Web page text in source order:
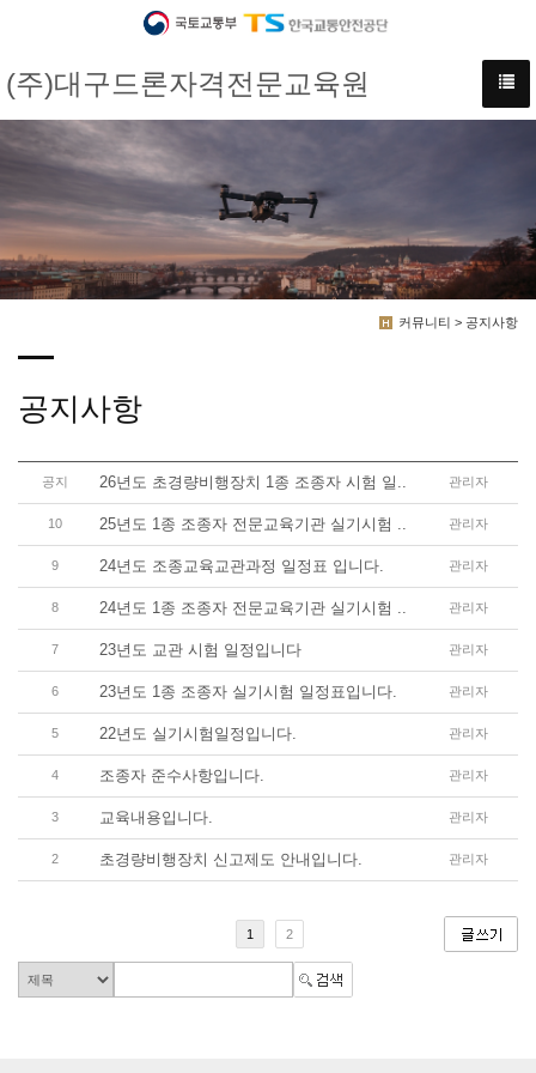
(주)대구드론자격전문교육원
커뮤니티 > 공지사항
공지사항
공지 26년도 초경량비행장치 1종 조종자 시험 일.. 관리자
10 25년도 1종 조종자 전문교육기관 실기시험 .. 관리자
9 24년도 조종교육교관과정 일정표 입니다. 관리자
8 24년도 1종 조종자 전문교육기관 실기시험 .. 관리자
7 23년도 교관 시험 일정입니다 관리자
6 23년도 1종 조종자 실기시험 일정표입니다. 관리자
5 22년도 실기시험일정입니다. 관리자
4 조종자 준수사항입니다. 관리자
3 교육내용입니다. 관리자
2 초경량비행장치 신고제도 안내입니다. 관리자
1 2